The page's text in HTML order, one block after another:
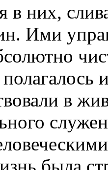
них,
Ими
в